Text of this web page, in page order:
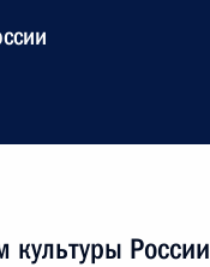
культуры России